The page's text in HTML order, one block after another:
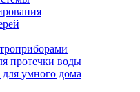
протечки воды
для умного дома